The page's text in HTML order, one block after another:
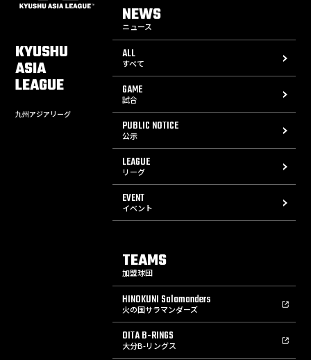
KYUSHU
ASIA
LEAGUE
九州アジアリーグ
NEWS
ニュース
ALL
すべて
GAME
試合
PUBLIC NOTICE
公示
LEAGUE
リーグ
EVENT
イベント
TEAMS
加盟球団
HINOKUNI Salamanders
火の国サラマンダーズ
OITA B-RINGS
大分B-リングス